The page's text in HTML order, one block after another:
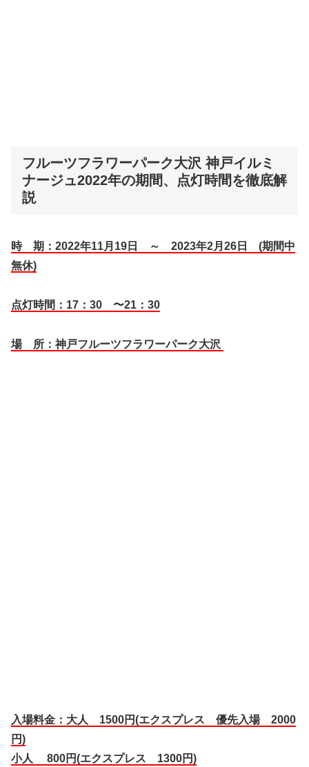
フルーツフラワーパーク大沢 神戸イルミ
ナージュ2022年の期間、点灯時間を徹底解
説
時 期：2022年11月19日 ～ 2023年2月26日 (期間中
無休)
点灯時間：17：30 〜21：30
場 所：神戸フルーツフラワーパーク大沢
入場料金：大人 1500円(エクスプレス 優先入場 2000
円)
小人 800円(エクスプレス 1300円)